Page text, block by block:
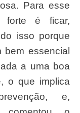
Para esse
forte é ficar,
isso porque
essencial
a uma boa
o que implica
e,